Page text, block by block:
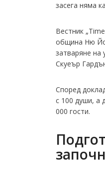
засега няма
Вестник
община Ню
затваряне на
Скуеър
Според
с 100 души, а
000 гости.